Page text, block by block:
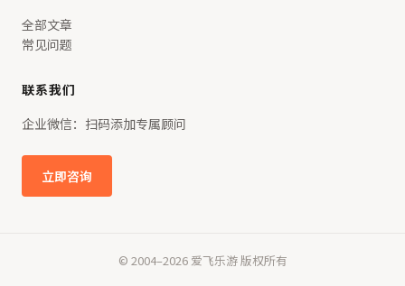
全部文章
常见问题
联系我们
企业微信：扫码添加专属顾问
立即咨询
© 2004–2026 爱飞乐游 版权所有